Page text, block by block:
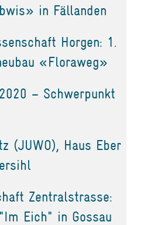
in Fällanden
Horgen: 1.
«Floraweg»
– Schwerpunkt
(JUWO), Haus Eber
Zentralstrasse:
Eich" in Gossau